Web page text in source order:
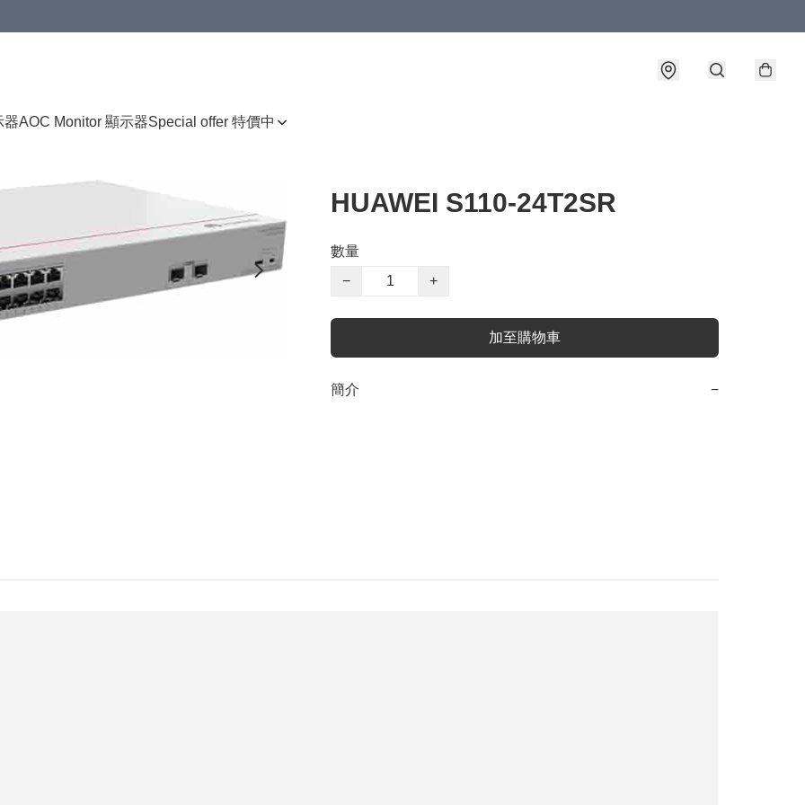
器AOC Monitor 顯示器Special offer 特價中
HUAWEI S110-24T2SR
數量
−
+
加至購物車
簡介 −